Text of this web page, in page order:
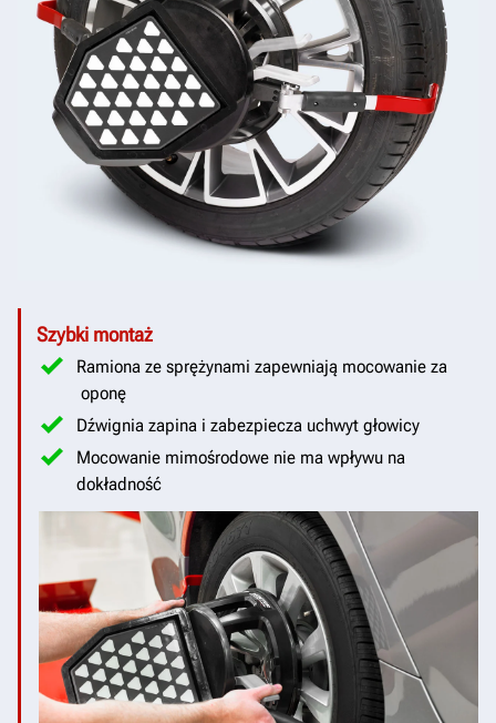
Szybki montaż
Ramiona ze sprężynami zapewniają mocowanie za
oponę
Dźwignia zapina i zabezpiecza uchwyt głowicy
Mocowanie mimośrodowe nie ma wpływu na
dokładność